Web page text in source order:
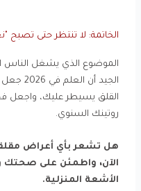
الخاتمة: لا تنتظر حتى تصبح
الموضوع الذي يشغل الناس
الجيد
القلق يسيطر عليك، واجعل
روتينك السنوي.
هل تشعر بأي أعراض
الآن، واطمئن على
الأشعة المنزلية.